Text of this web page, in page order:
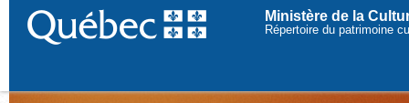
Ministère de la
Répertoire du patrimoine